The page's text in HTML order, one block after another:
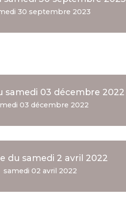
30 septembre 2023
samedi 03 décembre 2022
03 décembre 2022
du samedi 2 avril 2022
samedi 02 avril 2022